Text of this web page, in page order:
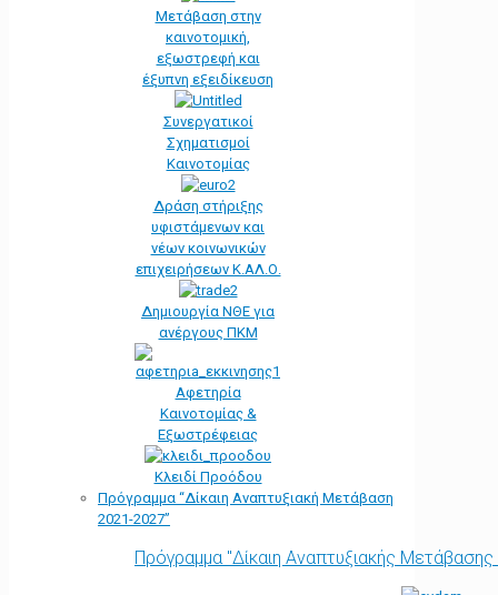
Μετάβαση στην
καινοτομική,
εξωστρεφή και
έξυπνη εξειδίκευση
Συνεργατικοί
Σχηματισμοί
Καινοτομίας
Δράση στήριξης
υφιστάμενων και
νέων κοινωνικών
επιχειρήσεων Κ.ΑΛ.Ο.
Δημιουργία ΝΘΕ για
ανέργους ΠΚΜ
Αφετηρία
Kαινοτομίας &
Εξωστρέφειας
Κλειδί Προόδου
Πρόγραμμα “Δίκαιη Αναπτυξιακή Μετάβαση
2021-2027”
Πρόγραμμα "Δίκαιη Αναπτυξιακής